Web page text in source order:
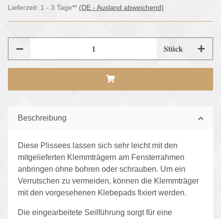
Lieferzeit: 1 - 3 Tage** (DE - Ausland abweichend)
Stück
Beschreibung
Diese Plissees lassen sich sehr leicht mit den
mitgelieferten Klemmträgern am Fensterrahmen
anbringen ohne bohren oder schrauben. Um ein
Verrutschen zu vermeiden, können die Klemmträger
mit den vorgesehenen Klebepads fixiert werden.
Die eingearbeitete Seilführung sorgt für eine